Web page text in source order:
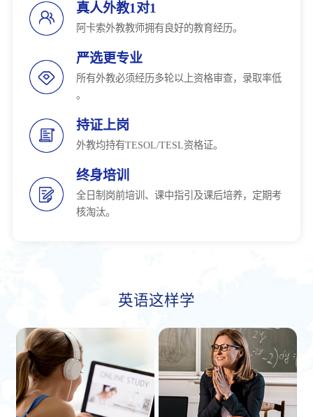
真人外教1对1
阿卡索外教教师拥有良好的教育经历。
严选更专业
所有外教必须经历多轮以上资格审查，录取率低
。
持证上岗
外教均持有TESOL/TESL资格证。
终身培训
全日制岗前培训、课中指引及课后培养，定期考
核淘汰。
英语这样学